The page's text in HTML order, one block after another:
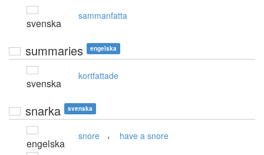
svenska
sammanfatta
summaries engelska
svenska
kortfattade
snarka svenska
engelska
snore , have a snore